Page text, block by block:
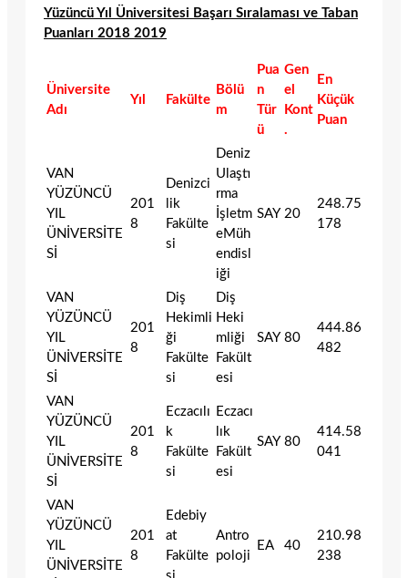
Yüzüncü Yıl Üniversitesi Başarı Sıralaması ve Taban
Puanları 2018 2019
Üniversite
Adı
Yıl Fakülte
Bölü
m
Pua
n
Tür
ü
Gen
el
Kont
.
En
Küçük
Puan
VAN
YÜZÜNCÜ
YIL
ÜNİVERSİTE
Sİ
201
8
Denizci
lik
Fakülte
si
Deniz
Ulaştı
rma
İşletm
eMüh
endisl
iği
SAY 20
248.75
178
VAN
YÜZÜNCÜ
YIL
ÜNİVERSİTE
Sİ
201
8
Diş
Hekimli
ği
Fakülte
si
Diş
Heki
mliği
Fakült
esi
SAY 80
444.86
482
VAN
YÜZÜNCÜ
YIL
ÜNİVERSİTE
Sİ
201
8
Eczacılı
k
Fakülte
si
Eczacı
lık
Fakült
esi
SAY 80
414.58
041
VAN
YÜZÜNCÜ
YIL
ÜNİVERSİTE
201
8
Edebiy
at
Fakülte
Antro
poloji
EA 40
210.98
238